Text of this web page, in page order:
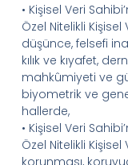
• Kişisel Veri
Özel Nitelikli Kişisel
düşünce, felsefi
kılık ve kıyafet,
mahkûmiyeti ve
biyometrik ve
hallerde,
• Kişisel Veri
Özel Nitelikli Kişisel
korunması,